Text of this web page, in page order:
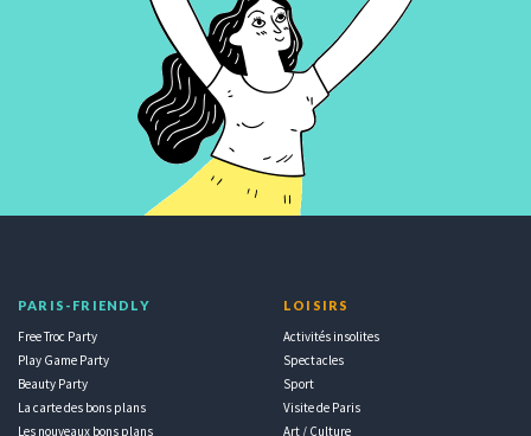
PARIS-FRIENDLY
Free Troc Party
Play Game Party
Beauty Party
La carte des bons plans
Les nouveaux bons plans
LOISIRS
Activités insolites
Spectacles
Sport
Visite de Paris
Art / Culture